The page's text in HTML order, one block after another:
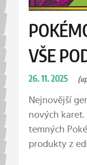
VŠE
26. 11. 2025
Nejnovější
nových karet.
temných
produkty z